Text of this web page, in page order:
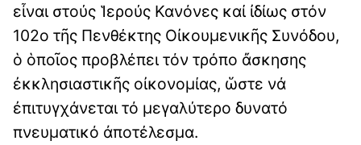
εἶναι στούς Ἱερούς Κανόνες καί ἰδίως στόν
102ο τῆς Πενθέκτης Οἰκουμενικῆς Συνόδου,
ὁ ὁποῖος προβλέπει τόν τρόπο ἄσκησης
ἐκκλησιαστικῆς οἰκονομίας, ὥστε νά
ἐπιτυγχάνεται τό μεγαλύτερο δυνατό
πνευματικό ἀποτέλεσμα.